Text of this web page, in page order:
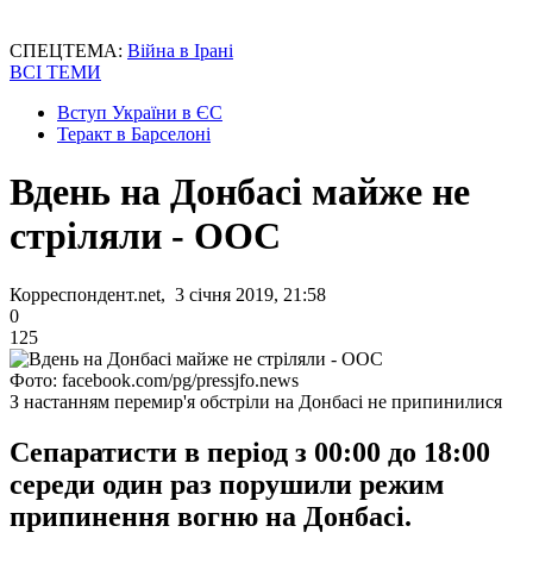
СПЕЦТЕМА: Війна в Ірані
ВСІ ТЕМИ
Вступ України в ЄС
Теракт в Барселоні
Вдень на Донбасі майже не
стріляли - ООС
Корреспондент.net, 3 січня 2019, 21:58
0
125
Фото: facebook.com/pg/pressjfo.news
З настанням перемир'я обстріли на Донбасі не припинилися
Сепаратисти в період з 00:00 до 18:00
середи один раз порушили режим
припинення вогню на Донбасі.